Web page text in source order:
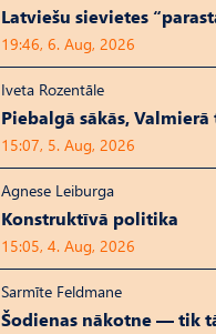
Latviešu sievietes
19:46, 6. Aug, 2026
Iveta Rozentāle
Piebalgā sākās,
15:07, 5. Aug, 2026
Agnese Leiburga
Konstruktīvā politika
15:05, 4. Aug, 2026
Sarmīte Feldmane
Šodienas nākotne — tik